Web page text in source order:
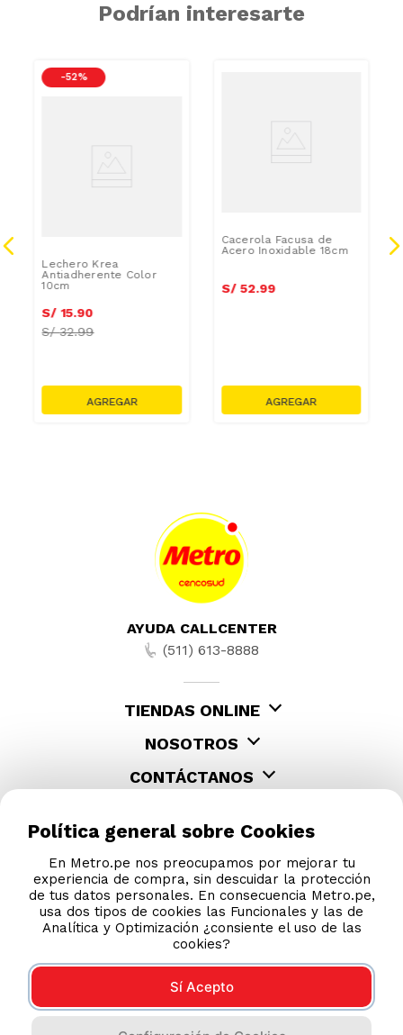
Podrían interesarte
-52 %
Lechero Krea
Antiadherente Color
10cm
S/ 15.90
S/32.99
Cacerola Facusa de
Acero Inoxidable 18cm
S/ 52.99
AYUDA CALLCENTER
(511) 613-8888
TIENDAS ONLINE
NOSOTROS
CONTÁCTANOS
COMPRAS 100% SEGURAS
Política general sobre Cookies
En Metro.pe nos preocupamos por mejorar tu
experiencia de compra, sin descuidar la protección
de tus datos personales. En consecuencia Metro.pe,
usa dos tipos de cookies las Funcionales y las de
Analítica y Optimización ¿consiente el uso de las
cookies?
Sí Acepto